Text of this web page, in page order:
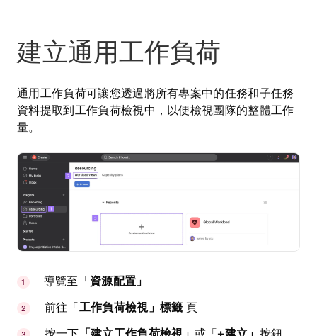
建立通用工作負荷
通用工作負荷可讓您透過將所有專案中的任務和子任務
資料提取到工作負荷檢視中，以便檢視團隊的整體工作
量。
導覽至「資源配置」
前往「工作負荷檢視」標籤 頁
按一下 「建立工作負荷檢視」 或「+建立」 按鈕